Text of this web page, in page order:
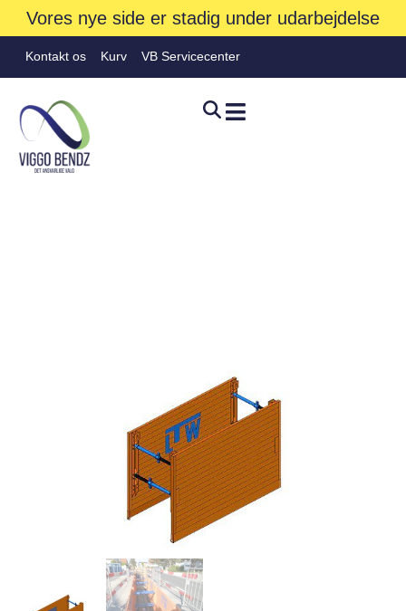
Vores nye side er stadig under udarbejdelse
Kontakt os Kurv VB Servicecenter